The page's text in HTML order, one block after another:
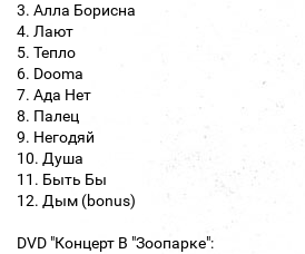
3. Алла Борисна
4. Лают
5. Тепло
6. Dooma
7. Ада Нет
8. Палец
9. Негодяй
10. Душа
11. Быть Бы
12. Дым (bonus)
DVD "Концерт В "Зоопарке":